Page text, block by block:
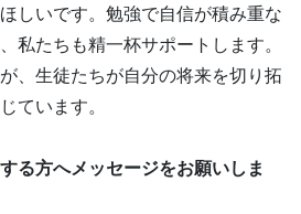
しいです。勉強で自信が積み重な
私たちも精一杯サポートします。
、生徒たちが自分の将来を切り拓
ています。
る方へメッセージをお願いしま